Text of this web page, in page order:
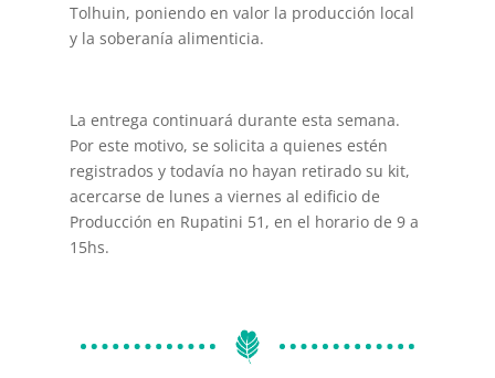
Tolhuin, poniendo en valor la producción local
y la soberanía alimenticia.
La entrega continuará durante esta semana.
Por este motivo, se solicita a quienes estén
registrados y todavía no hayan retirado su kit,
acercarse de lunes a viernes al edificio de
Producción en Rupatini 51, en el horario de 9 a
15hs.